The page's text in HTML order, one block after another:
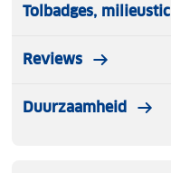
Tolbadges,
Reviews
Duurzaamheid